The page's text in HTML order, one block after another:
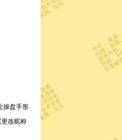
操盘手形
更改昵称